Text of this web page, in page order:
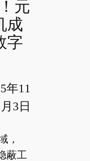
元
成
字
年11
月3日
，
蔽工